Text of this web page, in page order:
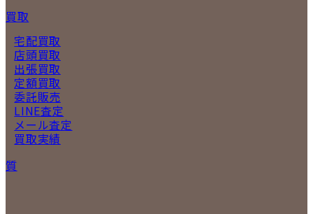
買取
宅配買取
店頭買取
出張買取
定額買取
委託販売
LINE査定
メール査定
買取実績
質